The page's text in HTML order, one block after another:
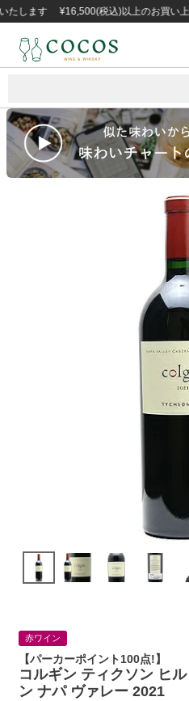
す ¥16,500(税込)以上のお買い上げで
赤ワイン
【パーカーポイント100点!】
コルギン ティクソン ヒ
ン ナパ ヴァレー 2021